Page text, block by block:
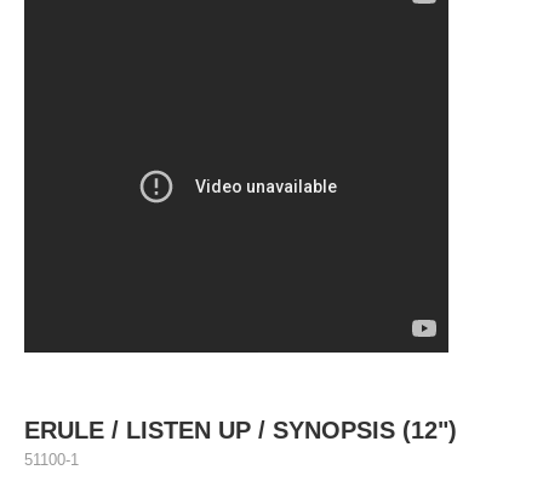
ERULE / LISTEN UP / SYNOPSIS (12")
51100-1